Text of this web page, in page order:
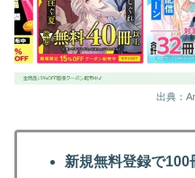
出典：
新規無料登録で